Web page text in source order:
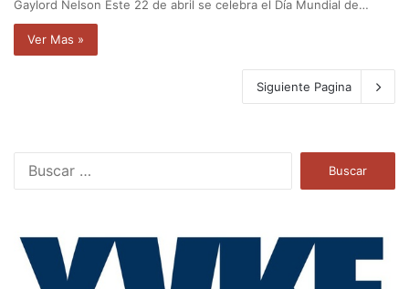
Gaylord Nelson Este 22 de abril se celebra el Día Mundial de…
Ver Mas »
Siguiente Pagina
a